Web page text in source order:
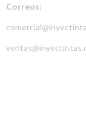
Correos: